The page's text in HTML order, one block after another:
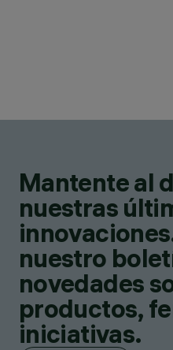
Mantente al
nuestras
nuestro
novedades
productos,
iniciativas.